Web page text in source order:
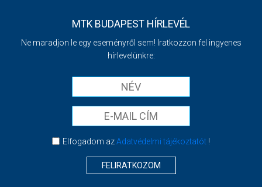
MTK BUDAPEST HÍRLEVÉL
Ne maradjon le egy eseményről sem! Iratkozzon fel ingyenes
hírlevelünkre:
Elfogadom azAdatvédelmi tájékoztatót!
FELIRATKOZOM